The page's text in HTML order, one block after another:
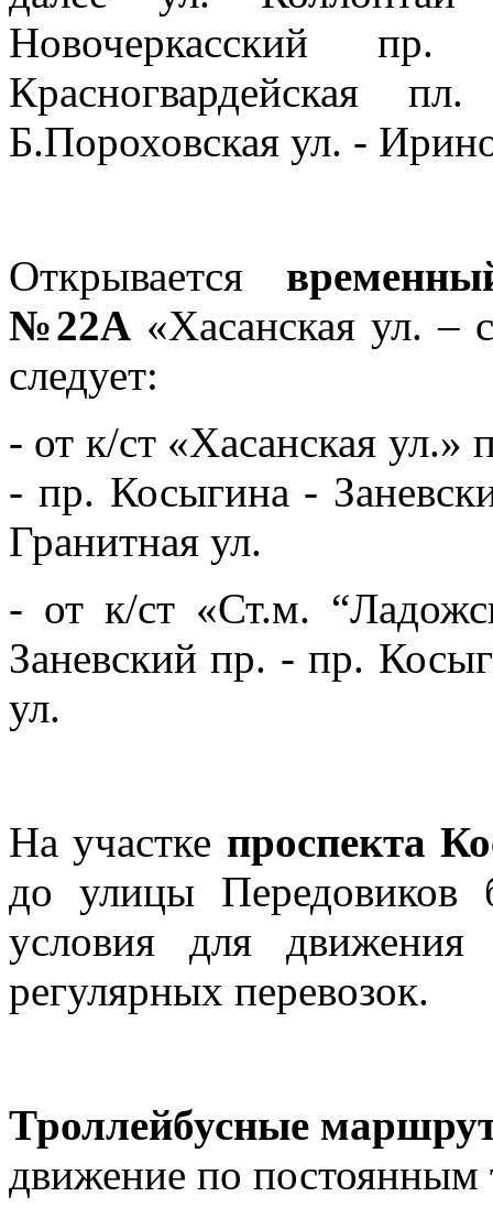
Новочеркасский
Красногвардейская
Б.Пороховская ул. -
Открывается
№22А «Хасанская ул. –
следует:
- от к/ст «Хасанская
- пр. Косыгина -
Гранитная ул.
- от к/ст «Ст.м.
Заневский пр. - пр.
ул.
На участке проспекта
до улицы Передовиков
условия для движения
регулярных перевозок.
Троллейбусные
движение по постоянным